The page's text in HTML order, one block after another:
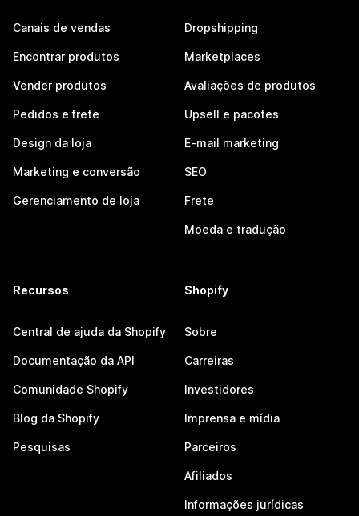
Canais de vendas
Encontrar produtos
Vender produtos
Pedidos e frete
Design da loja
Marketing e conversão
Gerenciamento de loja
Dropshipping
Marketplaces
Avaliações de produtos
Upsell e pacotes
E-mail marketing
SEO
Frete
Moeda e tradução
Recursos
Central de ajuda da Shopify
Documentação da API
Comunidade Shopify
Blog da Shopify
Pesquisas
Shopify
Sobre
Carreiras
Investidores
Imprensa e mídia
Parceiros
Afiliados
Informações jurídicas